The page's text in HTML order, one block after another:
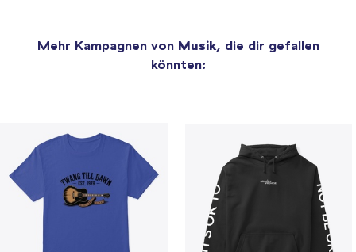
Mehr Kampagnen von Musik, die dir gefallen
könnten: